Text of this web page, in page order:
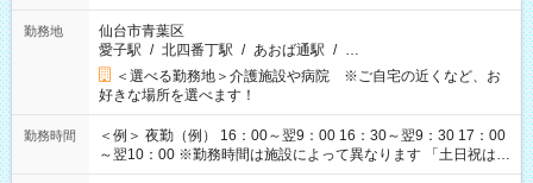
勤務地
仙台市青葉区
愛子駅 / 北四番丁駅 / あおば通駅 / …
＜選べる勤務地＞介護施設や病院 ※ご自宅の近くなど、お
好きな場所を選べます！
勤務時間
＜例＞ 夜勤（例） 16：00～翌9：00 16：30～翌9：30 17：00
～翌10：00 ※勤務時間は施設によって異なります 「土日祝は休
みたい」 「しっかり稼ぎたい」 「もう少し遅い時間から始めた